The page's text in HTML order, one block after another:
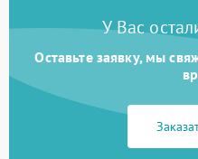
У Вас
Оставьте заявку, мы